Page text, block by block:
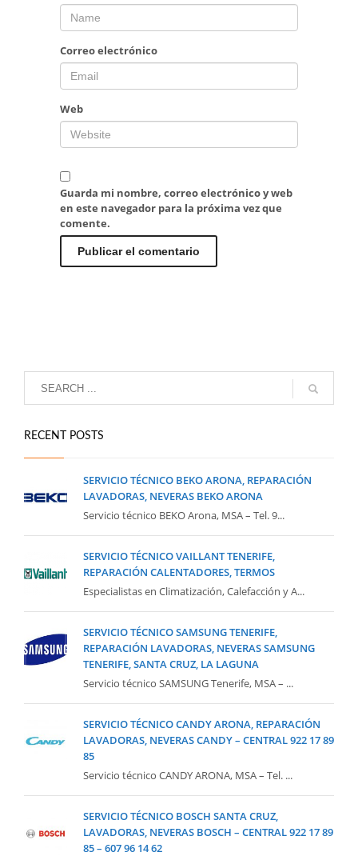
Correo electrónico
Web
Guarda mi nombre, correo electrónico y web
en este navegador para la próxima vez que
comente.
RECENT POSTS
SERVICIO TÉCNICO BEKO ARONA, REPARACIÓN
LAVADORAS, NEVERAS BEKO ARONA
Servicio técnico BEKO Arona, MSA – Tel. 9...
SERVICIO TÉCNICO VAILLANT TENERIFE,
REPARACIÓN CALENTADORES, TERMOS
Especialistas en Climatización, Calefacción y A...
SERVICIO TÉCNICO SAMSUNG TENERIFE,
REPARACIÓN LAVADORAS, NEVERAS SAMSUNG
TENERIFE, SANTA CRUZ, LA LAGUNA
Servicio técnico SAMSUNG Tenerife, MSA – ...
SERVICIO TÉCNICO CANDY ARONA, REPARACIÓN
LAVADORAS, NEVERAS CANDY – CENTRAL 922 17 89
85
Servicio técnico CANDY ARONA, MSA – Tel. ...
SERVICIO TÉCNICO BOSCH SANTA CRUZ,
LAVADORAS, NEVERAS BOSCH – CENTRAL 922 17 89
85 – 607 96 14 62